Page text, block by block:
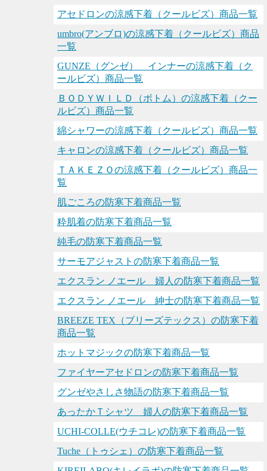
アセドロンの涼感下着（クールビズ）商品一覧
umbro(アンブロ)の涼感下着（クールビズ）商品
一覧
GUNZE（グンゼ） インナーの涼感下着（ク
ールビズ）商品一覧
ＢＯＤＹＷＩＬＤ（ボトム）の涼感下着（クー
ルビズ）商品一覧
綿シャワーの涼感下着（クールビズ）商品一覧
キャロンの涼感下着（クールビズ）商品一覧
ＴＡＫＥＺＯの涼感下着（クールビズ）商品一
覧
肌ごころの防寒下着商品一覧
粋肌着の防寒下着商品一覧
純毛の防寒下着商品一覧
サーモアジャストの防寒下着商品一覧
エクスラン ノエール 婦人の防寒下着商品一覧
エクスラン ノエール 紳士の防寒下着商品一覧
BREEZE TEX（ブリーズテックス）の防寒下着
商品一覧
ホットマジックの防寒下着商品一覧
ファイヤーアセドロンの防寒下着商品一覧
グンゼやさしさ物語の防寒下着商品一覧
あったかＴシャツ 婦人の防寒下着商品一覧
UCHI-COLLE(ウチコレ)の防寒下着商品一覧
Tuche（トゥシェ）の防寒下着商品一覧